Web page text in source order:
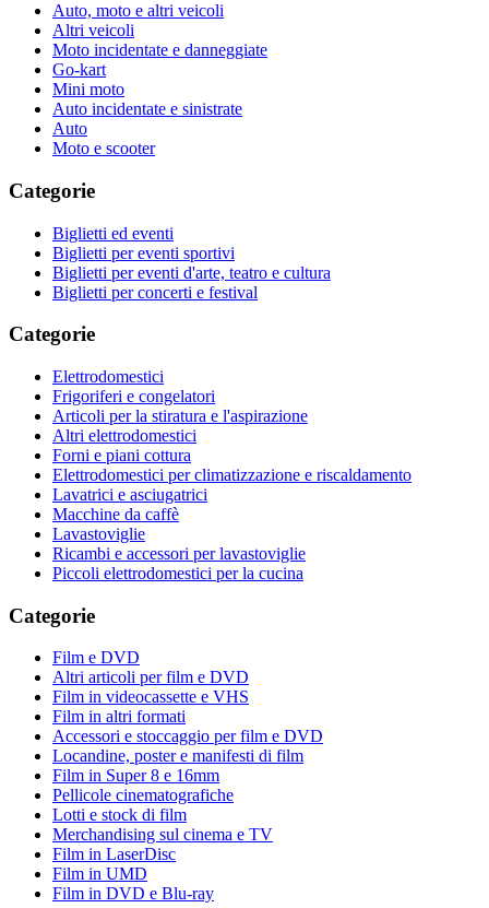
Auto, moto e altri veicoli
Altri veicoli
Moto incidentate e danneggiate
Go-kart
Mini moto
Auto incidentate e sinistrate
Auto
Moto e scooter
Categorie
Biglietti ed eventi
Biglietti per eventi sportivi
Biglietti per eventi d'arte, teatro e cultura
Biglietti per concerti e festival
Categorie
Elettrodomestici
Frigoriferi e congelatori
Articoli per la stiratura e l'aspirazione
Altri elettrodomestici
Forni e piani cottura
Elettrodomestici per climatizzazione e riscaldamento
Lavatrici e asciugatrici
Macchine da caffè
Lavastoviglie
Ricambi e accessori per lavastoviglie
Piccoli elettrodomestici per la cucina
Categorie
Film e DVD
Altri articoli per film e DVD
Film in videocassette e VHS
Film in altri formati
Accessori e stoccaggio per film e DVD
Locandine, poster e manifesti di film
Film in Super 8 e 16mm
Pellicole cinematografiche
Lotti e stock di film
Merchandising sul cinema e TV
Film in LaserDisc
Film in UMD
Film in DVD e Blu-ray